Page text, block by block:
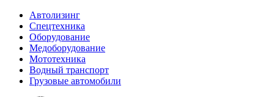
Автолизинг
Спецтехника
Оборудование
Медоборудование
Мототехника
Водный транспорт
Грузовые автомобили